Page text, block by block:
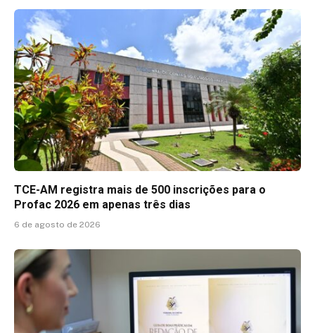
TCE-AM registra mais de 500 inscrições para o
Profac 2026 em apenas três dias
6 de agosto de 2026